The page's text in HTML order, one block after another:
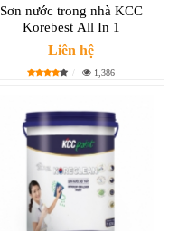
Sơn nước trong nhà KCC
Korebest All In 1
Liên hệ
1,386